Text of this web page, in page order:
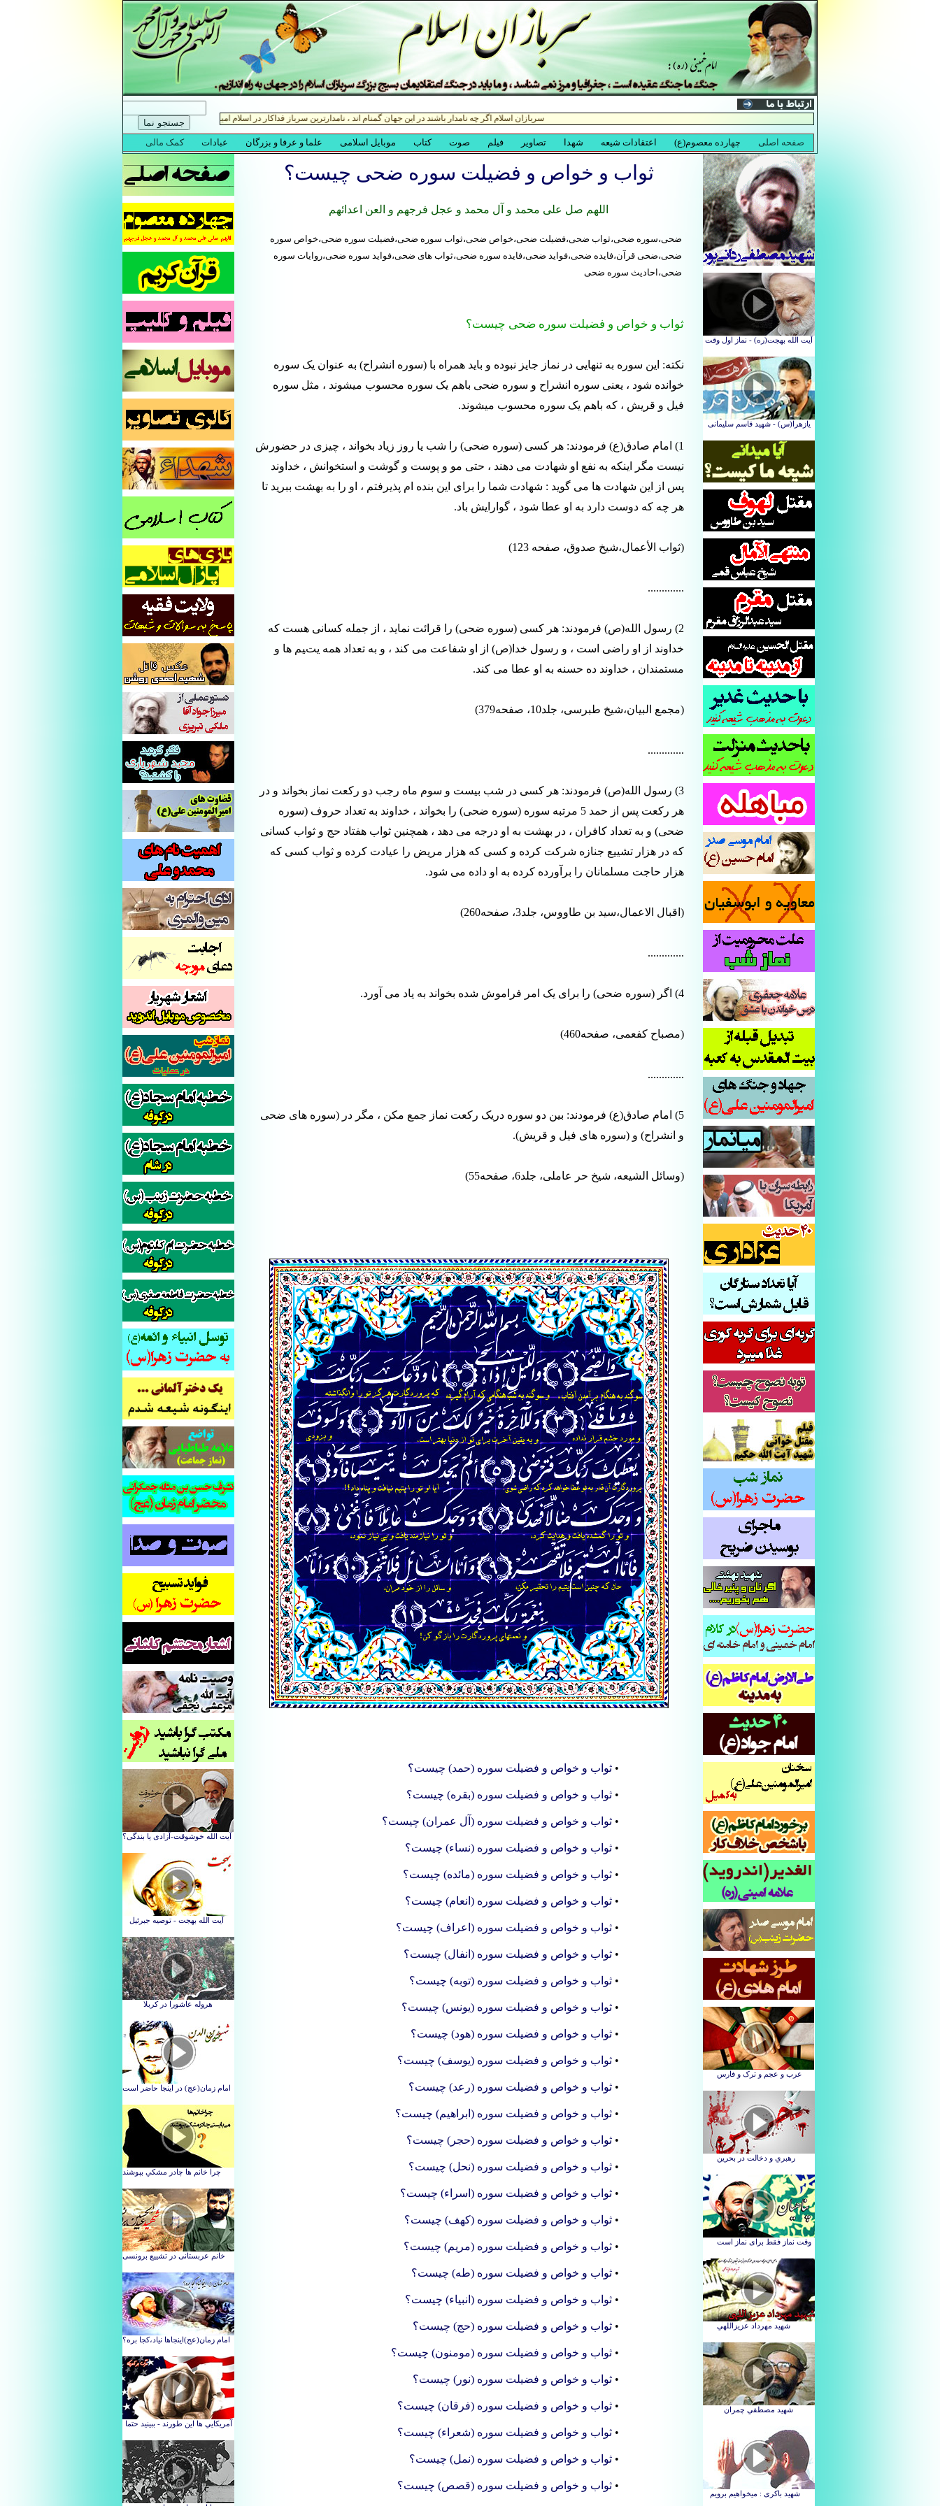
ثواب و خواص و فضیلت سوره ضحی چیست؟
اللهم صل علی محمد و آل محمد و عجل فرجهم و العن اعدائهم
ثواب و خواص و فضیلت سوره ضحی چیست؟
نکته: این سوره به تنهایی در نماز جایز نبوده و باید همراه با (سوره انشراح) به عنوان یک سوره
خوانده شود ، یعنی سوره انشراح و سوره ضحی باهم یک سوره محسوب میشوند ، مثل سوره
فیل و قریش ، که باهم یک سوره محسوب میشوند.
1) امام صادق(ع) فرمودند: هر کسی (سوره ضحی) را شب یا روز زیاد بخواند ، چیزی در حضورش
نیست مگر اینکه به نفع او شهادت می دهند ، حتی مو و پوست و گوشت و استخوانش ، خداوند
پس از این شهادت ها می گوید : شهادت شما را برای این بنده ام پذیرفتم ، او را به بهشت ببرید تا
هر چه که دوست دارد به او عطا شود ، گوارایش باد.
(ثواب الأعمال،شیخ صدوق، صفحه 123)
.............
2) رسول الله(ص) فرمودند: هر کسی (سوره ضحی) را قرائت نماید ، از جمله کسانی هست که
خداوند از او راضی است ، و رسول خدا(ص) از او شفاعت می کند ، و به تعداد همه یتیم ها و
مستمندان ، خداوند ده حسنه به او عطا می کند.
(مجمع البیان،شیخ طبرسی، جلد10، صفحه379)
.............
3) رسول الله(ص) فرمودند: هر کسی در شب بیست و سوم ماه رجب دو رکعت نماز بخواند و در
هر رکعت پس از حمد 5 مرتبه سوره (سوره ضحی) را بخواند ، خداوند به تعداد حروف (سوره
ضحی) و به تعداد کافران ، در بهشت به او درجه می دهد ، همچنین ثواب هفتاد حج و ثواب کسانی
که در هزار تشییع جنازه شرکت کرده و کسی که هزار مریض را عیادت کرده و ثواب کسی که
هزار حاجت مسلمانان را برآورده کرده به او داده می شود.
(اقبال الاعمال،سید بن طاووس، جلد3، صفحه260)
.............
4) اگر (سوره ضحی) را برای یک امر فراموش شده بخواند به یاد می آورد.
(مصباح کفعمی، صفحه460)
.............
5) امام صادق(ع) فرمودند: بین دو سوره دریک رکعت نماز جمع مکن ، مگر در (سوره های ضحی
و انشراح) و (سوره های فیل و قریش).
(وسائل الشیعه، شیخ حر عاملی، جلد6، صفحه55)
ضحی،سوره ضحی،ثواب ضحی،فضیلت ضحی،خواص ضحی،ثواب سوره ضحی،فضیلت سوره ضحی،خواص سوره
ضحی،ضحی قرآن،فایده ضحی،فواید ضحی،فایده سوره ضحی،ثواب های ضحی،فواید سوره ضحی،روایات سوره
ضحی،احادیث سوره ضحی
• ثواب و خواص و فضیلت سوره (حمد) چیست؟
• ثواب و خواص و فضیلت سوره (بقره) چیست؟
• ثواب و خواص و فضیلت سوره (آل عمران) چیست؟
• ثواب و خواص و فضیلت سوره (نساء) چیست؟
• ثواب و خواص و فضیلت سوره (مائده) چیست؟
• ثواب و خواص و فضیلت سوره (انعام) چیست؟
• ثواب و خواص و فضیلت سوره (اعراف) چیست؟
• ثواب و خواص و فضیلت سوره (انفال) چیست؟
• ثواب و خواص و فضیلت سوره (توبه) چیست؟
• ثواب و خواص و فضیلت سوره (یونس) چیست؟
• ثواب و خواص و فضیلت سوره (هود) چیست؟
• ثواب و خواص و فضیلت سوره (یوسف) چیست؟
• ثواب و خواص و فضیلت سوره (رعد) چیست؟
• ثواب و خواص و فضیلت سوره (ابراهیم) چیست؟
• ثواب و خواص و فضیلت سوره (حجر) چیست؟
• ثواب و خواص و فضیلت سوره (نحل) چیست؟
• ثواب و خواص و فضیلت سوره (اسراء) چیست؟
• ثواب و خواص و فضیلت سوره (کهف) چیست؟
• ثواب و خواص و فضیلت سوره (مریم) چیست؟
• ثواب و خواص و فضیلت سوره (طه) چیست؟
• ثواب و خواص و فضیلت سوره (انبیاء) چیست؟
• ثواب و خواص و فضیلت سوره (حج) چیست؟
• ثواب و خواص و فضیلت سوره (مومنون) چیست؟
• ثواب و خواص و فضیلت سوره (نور) چیست؟
• ثواب و خواص و فضیلت سوره (فرقان) چیست؟
• ثواب و خواص و فضیلت سوره (شعراء) چیست؟
• ثواب و خواص و فضیلت سوره (نمل) چیست؟
• ثواب و خواص و فضیلت سوره (قصص) چیست؟